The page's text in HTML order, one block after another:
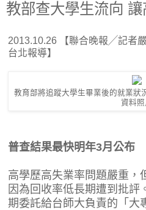
教部查大學生流向
2013.10.26 【聯合晚報╱記者
台北報導】
教育部將追蹤大學生畢業後的就業狀
資料照
普查結果最快明年3月公布
高學歷高失業率問題嚴重，
因為回收率低長期遭到批評
期委託給台師大負責的「大